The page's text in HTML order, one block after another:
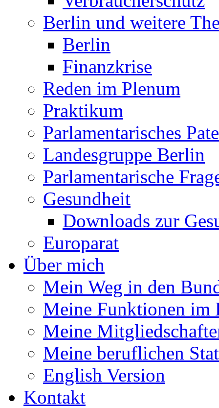
Berlin und weitere
Berlin
Finanzkrise
Reden im Plenum
Praktikum
Parlamentarisches
Landesgruppe Berlin
Parlamentarische
Gesundheit
Downloads zur
Europarat
Über mich
Mein Weg in den
Meine Funktionen im
Meine
Meine beruflichen
English Version
Kontakt